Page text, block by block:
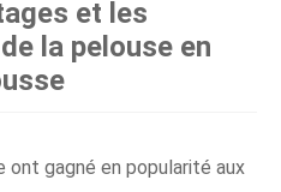
et les
la pelouse en
ont gagné en popularité aux